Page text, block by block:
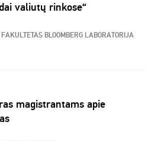
valiutų rinkose“
BLOOMBERG LABORATORIJA
magistrantams apie